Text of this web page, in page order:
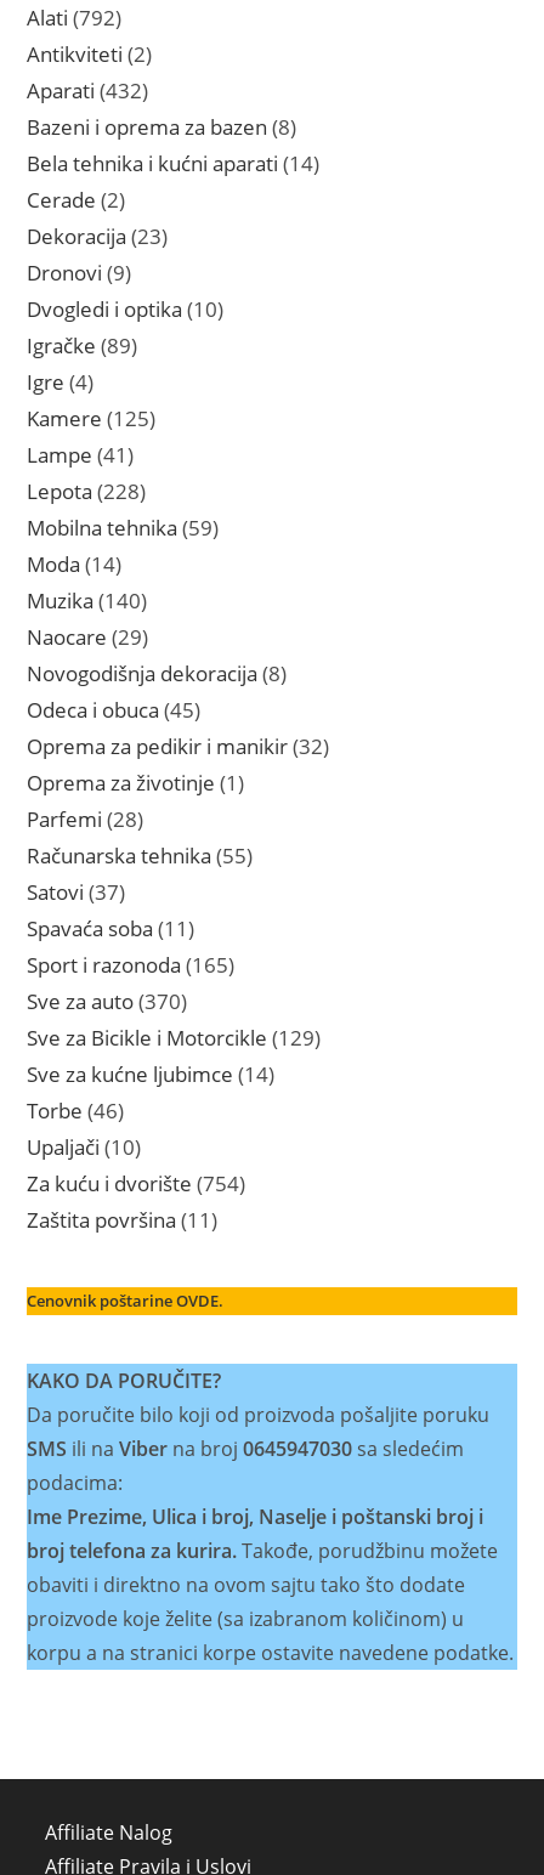
Alati 792792
proizvoda
Antikviteti 22
proizvoda
Aparati 432432
proizvoda
Bazeni i oprema za bazen 88
proizvoda
Bela tehnika i kućni aparati 1414
Cerade 22
proizvoda
Dekoracija 2323
Dronovi 99
proizvoda
Dvogledi i optika 1010
Igračke 8989
Igre 44
proizvoda
Kamere 125125
Lampe 4141
proizvod
Lepota 228228
proizvoda
Mobilna tehnika 5959
Moda 1414
proizvoda
Muzika 140140
proizvoda
Naocare 2929
proizvoda
Novogodišnja dekoracija 88
Odeca i obuca 4545
proizvoda
Oprema za pedikir i manikir 3232
Oprema za životinje 11
Parfemi 2828
proizvoda
Računarska tehnika 5555
Satovi 3737
proizvoda
Spavaća soba 1111
proizvoda
Sport i razonoda 165165
Sve za auto 370370
proizvoda
Sve za Bicikle i Motorcikle 129129
Sve za kućne ljubimce 1414
Torbe 4646
proizvoda
Upaljači 1010
proizvoda
Za kuću i dvorište 754754
Zaštita površina 1111
Cenovnik poštarine OVDE.
KAKO DA PORUČITE?
Da poručite bilo koji od proizvoda pošaljite poruku
SMS ili naViber na broj0645947030sa sledećim
podacima:
Ime Prezime, Ulica i broj, Naselje i poštanski broj i
broj telefona za kurira.Takođe, porudžbinu možete
obaviti i direktno na ovom sajtu tako što dodate
proizvode koje želite (sa izabranom količinom) u
korpu a na stranici korpe ostavite navedene podatke.
Affiliate Nalog
Affiliate Pravila i Uslovi